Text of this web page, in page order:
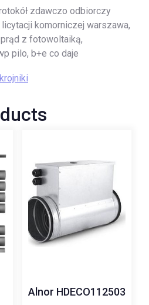
zdawczo odbiorczy
komorniczej warszawa,
z fotowoltaiką,
pilo, b+e co daje
Alnor HDECO112503